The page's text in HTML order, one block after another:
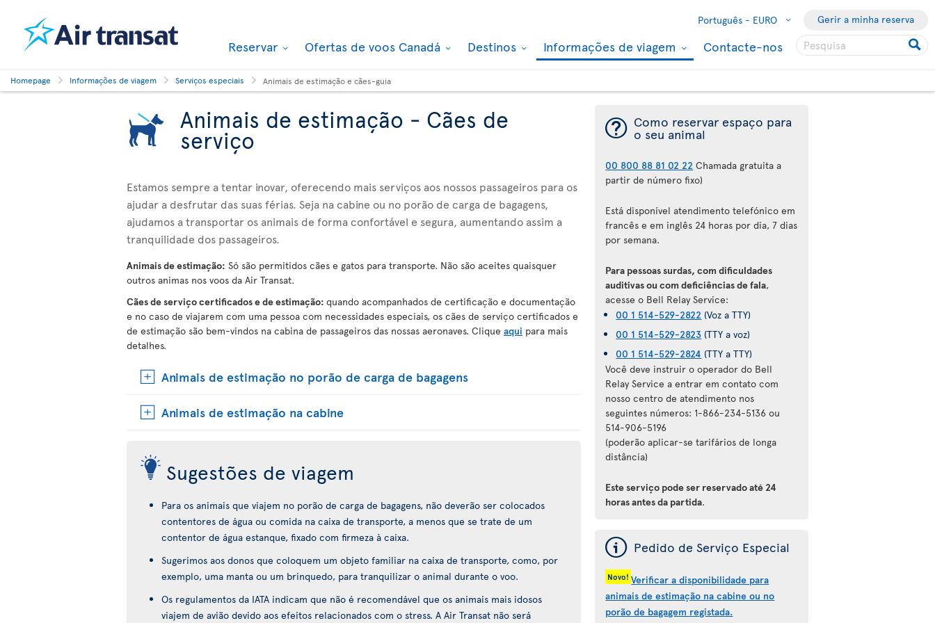
Português - EURO Gerir a minha reserva
Reservar Ofertas de voos Canadá Destinos Informações de viagem Contacte-nos
Homepage Informações de viagem Serviços especiais Animais de estimação e cães-guia
Animais de estimação - Cães de
serviço
Estamos sempre a tentar inovar, oferecendo mais serviços aos nossos passageiros para os
ajudar a desfrutar das suas férias. Seja na cabine ou no porão de carga de bagagens,
ajudamos a transportar os animais de forma confortável e segura, aumentando assim a
tranquilidade dos passageiros.
Animais de estimação: Só são permitidos cães e gatos para transporte. Não são aceites quaisquer
outros animas nos voos da Air Transat.
Cães de serviço certificados e de estimação: quando acompanhados de certificação e documentação
e no caso de viajarem com uma pessoa com necessidades especiais, os cães de serviço certificados e
de estimação são bem-vindos na cabina de passageiros das nossas aeronaves. Clique aqui para mais
detalhes.
Animais de estimação no porão de carga de bagagens
Animais de estimação na cabine
Sugestões de viagem
Para os animais que viajem no porão de carga de bagagens, não deverão ser colocados
contentores de água ou comida na caixa de transporte, a menos que se trate de um
contentor de água estanque, fixado com firmeza à caixa.
Sugerimos aos donos que coloquem um objeto familiar na caixa de transporte, como, por
exemplo, uma manta ou um brinquedo, para tranquilizar o animal durante o voo.
Os regulamentos da IATA indicam que não é recomendável que os animais mais idosos
viajem de avião devido aos efeitos relacionados com o stress. A Air Transat não será
¯ Como reservar espaço para
o seu animal
00 800 88 81 02 22 Chamada gratuita a
partir de número fixo)
Está disponível atendimento telefónico em
francês e em inglês 24 horas por dia, 7 dias
por semana.
Para pessoas surdas, com dificuldades
auditivas ou com deficiências de fala,
acesse o Bell Relay Service:
00 1 514-529-2822 (Voz a TTY)
00 1 514-529-2823 (TTY a voz)
00 1 514-529-2824 (TTY a TTY)
Você deve instruir o operador do Bell
Relay Service a entrar em contato com
nosso centro de atendimento nos
seguintes números: 1-866-234-5136 ou
514-906-5196
(poderão aplicar-se tarifários de longa
distância)
Este serviço pode ser reservado até 24
horas antes da partida.
ý Pedido de Serviço Especial
Novo! Verificar a disponibilidade para
animais de estimação na cabine ou no
porão de bagagem registada.